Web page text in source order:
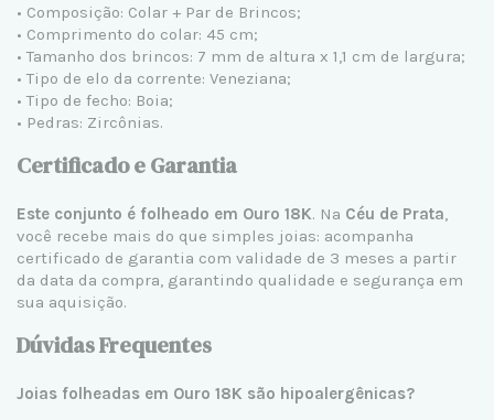
• Composição: Colar + Par de Brincos;
• Comprimento do colar: 45 cm;
• Tamanho dos brincos: 7 mm de altura x 1,1 cm de largura;
• Tipo de elo da corrente: Veneziana;
• Tipo de fecho: Boia;
• Pedras: Zircônias.
Certificado e Garantia
Este conjunto é folheado em Ouro 18K. Na Céu de Prata,
você recebe mais do que simples joias: acompanha
certificado de garantia com validade de 3 meses a partir
da data da compra, garantindo qualidade e segurança em
sua aquisição.
Dúvidas Frequentes
Joias folheadas em Ouro 18K são hipoalergênicas?